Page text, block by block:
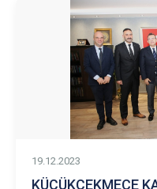
19.12.2023
KÜÇÜKÇEKMECE